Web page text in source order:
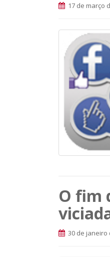
17 de março
O fim
30 de janeiro